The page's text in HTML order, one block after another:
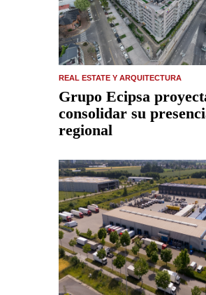
REAL ESTATE Y ARQUITECTURA
Grupo Ecipsa
consolidar su
regional